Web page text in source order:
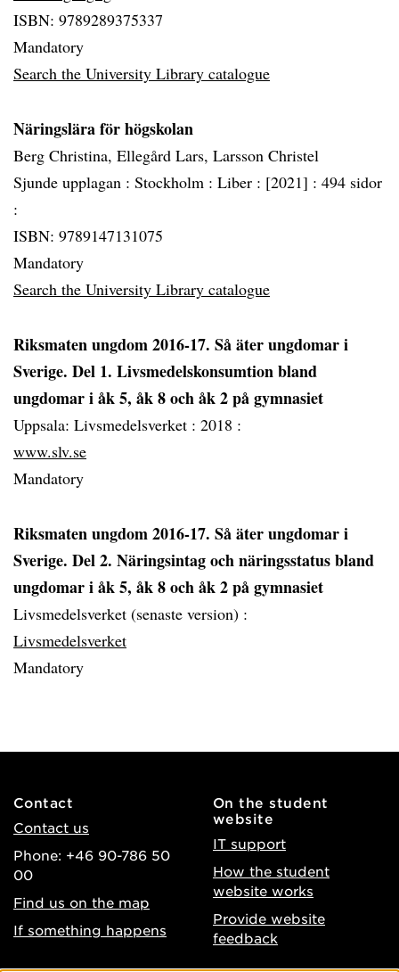
ISBN: 9789289375337
Mandatory
Search the University Library catalogue
Näringslära för högskolan
Berg Christina, Ellegård Lars, Larsson Christel
Sjunde upplagan : Stockholm : Liber : [2021] : 494 sidor
:
ISBN: 9789147131075
Mandatory
Search the University Library catalogue
Riksmaten ungdom 2016-17. Så äter ungdomar i
Sverige. Del 1. Livsmedelskonsumtion bland
ungdomar i åk 5, åk 8 och åk 2 på gymnasiet
Uppsala: Livsmedelsverket : 2018 :
www.slv.se
Mandatory
Riksmaten ungdom 2016-17. Så äter ungdomar i
Sverige. Del 2. Näringsintag och näringsstatus bland
ungdomar i åk 5, åk 8 och åk 2 på gymnasiet
Livsmedelsverket (senaste version) :
Livsmedelsverket
Mandatory
Contact
Contact us
Phone: +46 90-786 50
00
Find us on the map
If something happens
On the student
website
IT support
How the student
website works
Provide website
feedback